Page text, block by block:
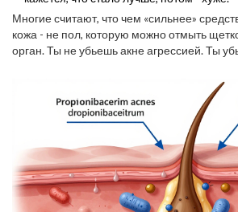
Многие считают, что чем «сильнее»
кожа - не пол, которую можно отмыть
орган. Ты не убьешь акне агрессией. Ты